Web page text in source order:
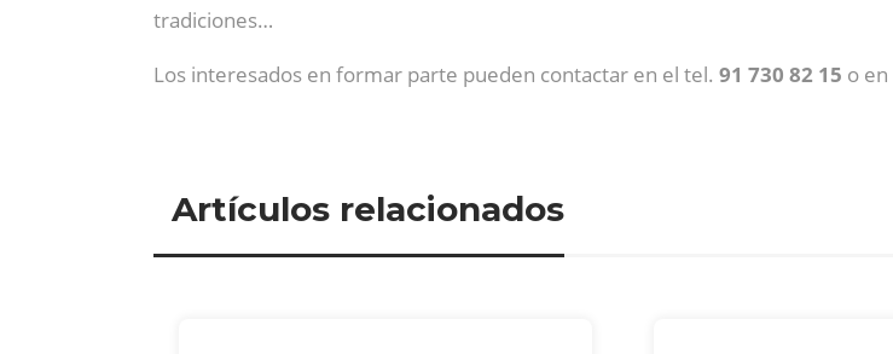
tradiciones…
Los interesados en formar parte pueden contactar en el tel. 91 730 82 15 o en
Artículos relacionados